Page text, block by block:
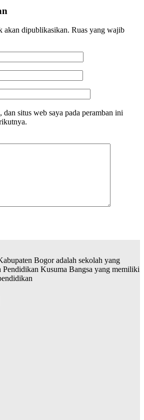
akan dipublikasikan. Ruas yang wajib
dan situs web saya pada peramban ini
Bogor adalah sekolah yang
Pendidikan Kusuma Bangsa yang memiliki